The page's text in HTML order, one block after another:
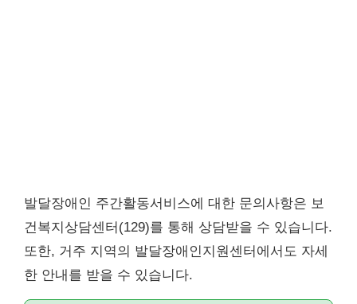
발달장애인 주간활동서비스에 대한 문의사항은 보
건복지상담센터(129)를 통해 상담받을 수 있습니다.
또한, 거주 지역의 발달장애인지원센터에서도 자세
한 안내를 받을 수 있습니다.